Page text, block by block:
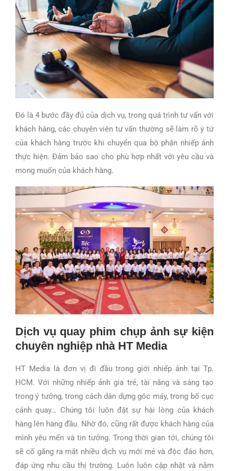
Đó là 4 bước đầy đủ của dịch vụ, trong quá trình tư vấn với
khách hàng, các chuyên viên tư vấn thường sẽ làm rõ ý tứ
của khách hàng trước khi chuyển qua bộ phận nhiếp ảnh
thực hiện. Đảm bảo sao cho phù hợp nhất với yêu cầu và
mong muốn của khách hàng.
Dịch vụ quay phim chụp ảnh sự kiện
chuyên nghiệp nhà HT Media
HT Media là đơn vị đi đầu trong giới nhiếp ảnh tại Tp.
HCM. Với những nhiếp ảnh gia trẻ, tài năng và sáng tạo
trong ý tưởng, trong cách dàn dựng góc máy, trong bố cục
cảnh quay… Chúng tôi luôn đặt sự hài lòng của khách
hàng lên hàng đầu. Nhờ đó, cũng rất được khách hàng của
mình yêu mến và tin tưởng. Trong thời gian tới, chúng tôi
sẽ cố gắng ra mắt nhiều dịch vụ mới mẻ và độc đáo hơn,
đáp ứng nhu cầu thị trường. Luôn luôn cập nhật và nắm